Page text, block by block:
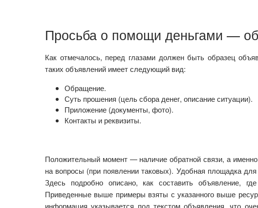
Просьба о помощи деньгами —
Как отмечалось, перед глазами должен быть образец
таких объявлений имеет следующий вид:
Обращение.
Суть прошения (цель сбора денег, описание ситуации).
Приложение (документы, фото).
Контакты и реквизиты.
Положительный момент — наличие обратной связи, а
на вопросы (при появлении таковых). Удобная площадка
Здесь подробно описано, как составить объявление,
Приведенные выше примеры взяты с указанного выше
информация указывается под текстом объявления, что